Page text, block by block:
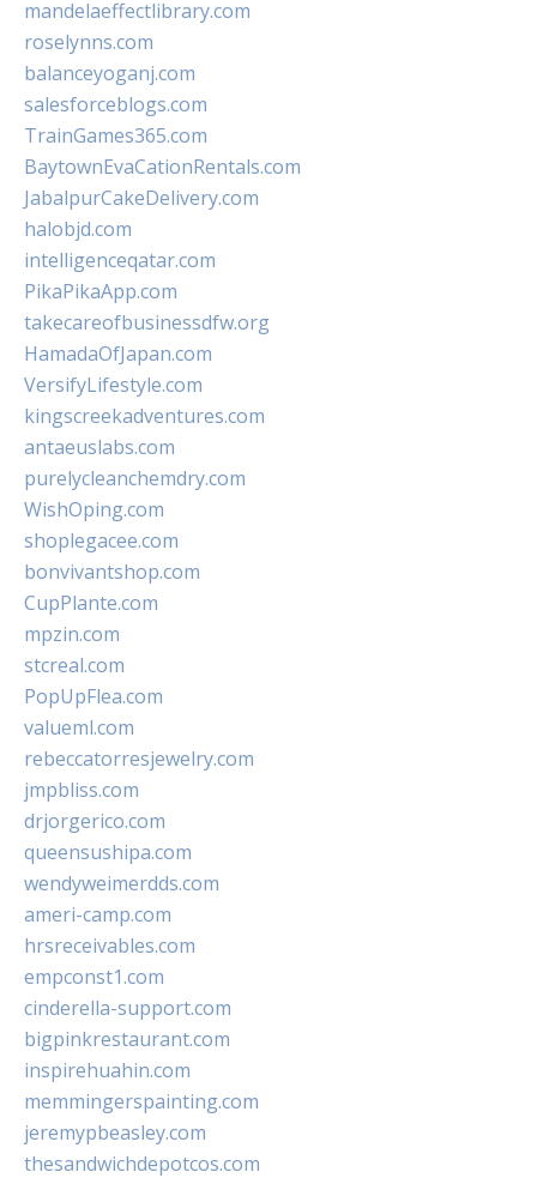
mandelaeffectlibrary.com
roselynns.com
balanceyoganj.com
salesforceblogs.com
TrainGames365.com
BaytownEvaCationRentals.com
JabalpurCakeDelivery.com
halobjd.com
intelligenceqatar.com
PikaPikaApp.com
takecareofbusinessdfw.org
HamadaOfJapan.com
VersifyLifestyle.com
kingscreekadventures.com
antaeuslabs.com
purelycleanchemdry.com
WishOping.com
shoplegacee.com
bonvivantshop.com
CupPlante.com
mpzin.com
stcreal.com
PopUpFlea.com
valueml.com
rebeccatorresjewelry.com
jmpbliss.com
drjorgerico.com
queensushipa.com
wendyweimerdds.com
ameri-camp.com
hrsreceivables.com
empconst1.com
cinderella-support.com
bigpinkrestaurant.com
inspirehuahin.com
memmingerspainting.com
jeremypbeasley.com
thesandwichdepotcos.com